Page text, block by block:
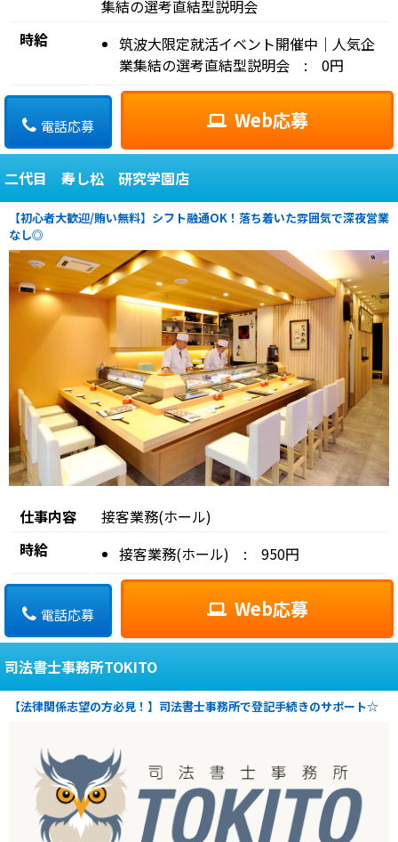
集結の選考直結型説明会
時給
筑波大限定就活イベント開催中｜人気企
業集結の選考直結型説明会 : 0円
電話応募 Web応募
二代目 寿し松 研究学園店
【初心者大歓迎/賄い無料】シフト融通OK！落ち着いた雰囲気で深夜営業
なし◎
仕事内容
接客業務(ホール)
時給
接客業務(ホール) : 950円
電話応募 Web応募
司法書士事務所TOKITO
【法律関係志望の方必見！】司法書士事務所で登記手続きのサポート☆